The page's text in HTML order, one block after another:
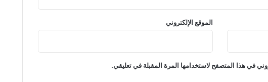
الموقع الإلكتروني
في هذا المتصفح لاستخدامها المرة المقبلة في تعليقي.